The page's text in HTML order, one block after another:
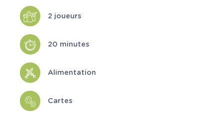
2 joueurs
20 minutes
Alimentation
Cartes